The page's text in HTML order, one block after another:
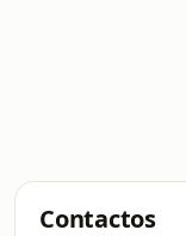
Contactos